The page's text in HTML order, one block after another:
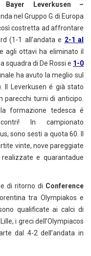
Bayer Leverkusen –
nel Gruppo G di Europa
costretta ad affrontare
(1-1 all’andata e 2-1 al
agli ottavi ha eliminato il
squadra di De Rossi e 1-0
ha avuto la meglio sul
Il Leverkusen é già stato
parecchi turni di anticipo.
formazione tedesca é
In campionato
sono sesti a quota 60. Il
vinte, nove pareggiate
e quarantadue
di ritorno di Conference
tra Olympiakos e
qualificate ai calci di
i greci dell’Olympiacos
dal 4-2 dell’andata in